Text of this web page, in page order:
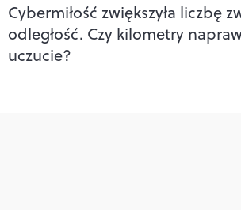
Cybermiłość zwiększyła liczbę
odległość. Czy kilometry
uczucie?